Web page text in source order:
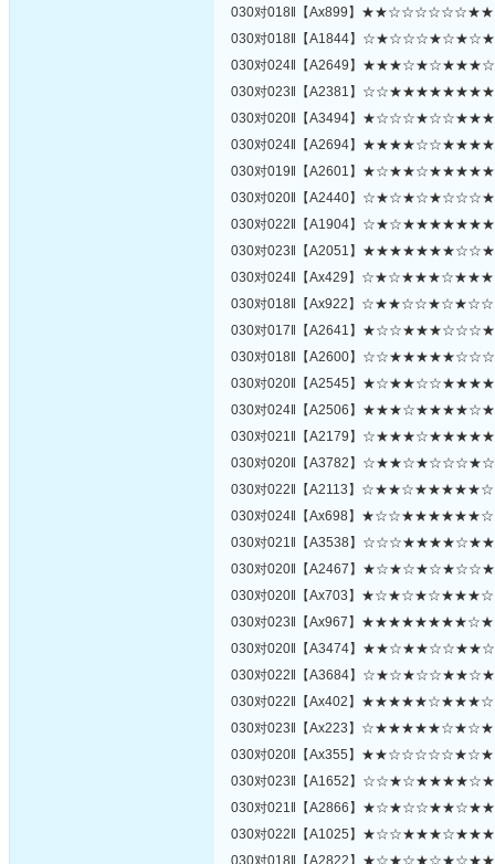
030对018‖【Ax899】
030对018‖【A1844】
030对024‖【A2649】
030对023‖【A2381】
030对020‖【A3494】
030对024‖【A2694】
030对019‖【A2601】
030对020‖【A2440】
030对022‖【A1904】
030对023‖【A2051】
030对024‖【Ax429】
030对018‖【Ax922】
030对017‖【A2641】
030对018‖【A2600】
030对020‖【A2545】
030对024‖【A2506】
030对021‖【A2179】
030对020‖【A3782】
030对022‖【A2113】
030对024‖【Ax698】
030对021‖【A3538】
030对020‖【A2467】
030对020‖【Ax703】
030对023‖【Ax967】
030对020‖【A3474】
030对022‖【A3684】
030对022‖【Ax402】
030对023‖【Ax223】
030对020‖【Ax355】
030对023‖【A1652】
030对021‖【A2866】
030对022‖【A1025】
030对018‖【A2822】